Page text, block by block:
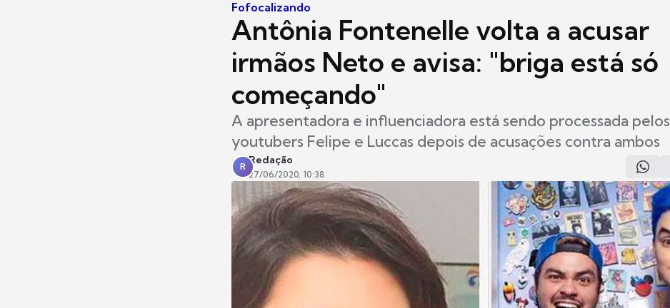
Fofocalizando
Antônia Fontenelle volta a acusar
irmãos Neto e avisa: "briga está só
começando"
A apresentadora e influenciadora está sendo processada pelos
youtubers Felipe e Luccas depois de acusações contra ambos
R
Redação
27/06/2020, 10:38